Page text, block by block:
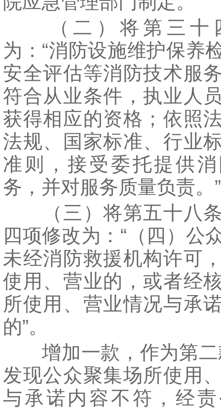
（二）将第三十
为：“消防设施维护保养
安全评估等消防技术服
符合从业条件，执业人
获得相应的资格；依照
法规、国家标准、行业
准则，接受委托提供
务，并对服务质量负责。”
（三）将第五十八条
四项修改为：“（四）公
未经消防救援机构许可
使用、营业的，或者经
所使用、营业情况与承
的”。
增加一款，作为第二
发现公众聚集场所使用
与承诺内容不符，经